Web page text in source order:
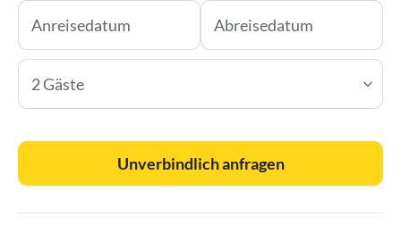
2 Gäste
Unverbindlich anfragen